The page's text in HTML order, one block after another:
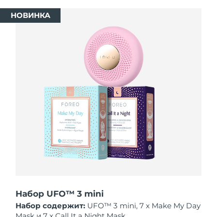
НОВИНКА
Набор UFO™ 3 mini
Набор содержит: UFO™ 3 mini, 7 x Make My Day
Израиль
Ожидаемая дата доставки
Япония
Ожидаемая дата доставки
Джерси
Ожидаемая дата доставки
Казахстан
Ожидаемая дата доставки
Латвия
8/10/26